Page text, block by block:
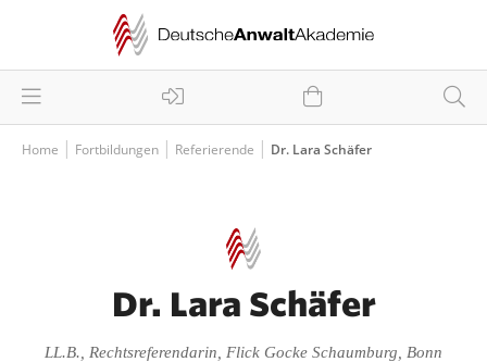
Home Fortbildungen Referierende Dr. Lara Schäfer
Dr. Lara Schäfer
LL.B., Rechtsreferendarin, Flick Gocke Schaumburg, Bonn